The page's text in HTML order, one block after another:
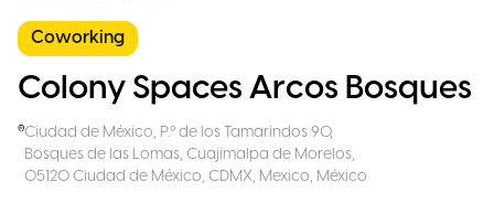
Coworking
Colony Spaces Arcos Bosques
Ciudad de México, P.º de los Tamarindos 90,
Bosques de las Lomas, Cuajimalpa de Morelos,
05120 Ciudad de México, CDMX, Mexico, México